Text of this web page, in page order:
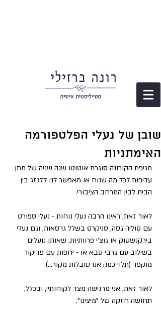
שובן של נעלי הפלטפורמה
האימתניות
מגיפת הקורונה סוגרת אוטוטו שנה שניה של מתן
עדיפות לכל מה שנוח או מאפשר לנו לזגזג בין
הבית לבין המרחב הציבורי.
לאור זאת, ראינו הרבה נעלי נוחות - נעלי ספורט
עם סוליה גסה, סניקרס בשלל גרסאות, וגם נעלי
בירקנשטוק או גוצ'י פרוותיות, שאותן נועלים
בשילוב עם גרבי סבא או - יחפות עם פדיקור
מוקפד (תלוי כמה אנו סובלות מקור...).
לאור זאת, אני מרגישה מצד לקוחותיי, ובכלל,
תחושה חזקה של "מיצינו".